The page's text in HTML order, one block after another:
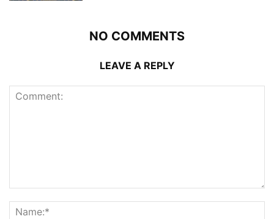
NO COMMENTS
LEAVE A REPLY